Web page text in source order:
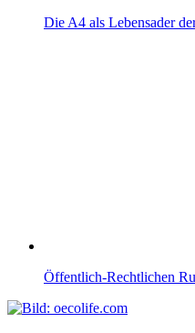
Die A4 als Lebensader
Öffentlich-Rechtlichen